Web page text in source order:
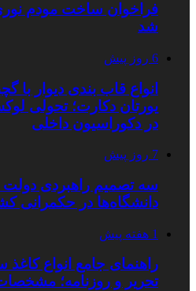
فراخوان ساخت مودم
شد
6 روز پیش
انواع قاب بندی دیوار
یورتان دکارت؛ تحولی
در دکوراسیون داخلی
7 روز پیش
سه تصمیم راهبردی دولت
دانشگاه‌ها در حکمرانی
1 هفته پیش
راهنمای جامع انواع کاغذ
تحریر و روزنامه؛